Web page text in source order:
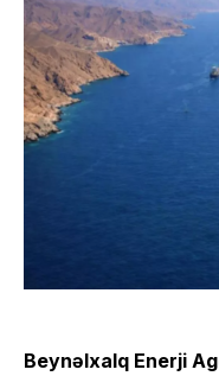
Beynəlxalq Enerji